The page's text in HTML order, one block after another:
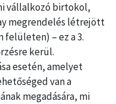
vállalkozó birtokol,
megrendelés létrejött
felületen) – ez a 3.
kerül.
esetén, amelyet
van a
megadására, mi